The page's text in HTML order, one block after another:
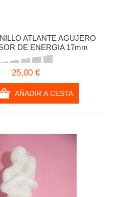
ATLANTE AGUJERO
DE ENERGIA 17mm
25,00 €